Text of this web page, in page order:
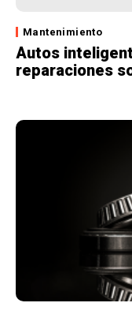
Mantenimiento
Autos
reparaciones